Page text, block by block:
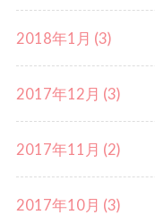
2018年1月 (3)
2017年12月 (3)
2017年11月 (2)
2017年10月 (3)